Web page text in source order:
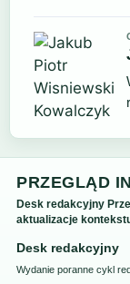
PRZEGLĄD
Desk redakcyjny
aktualizacje
Desk redakcyjny
Wydanie poranne cykl